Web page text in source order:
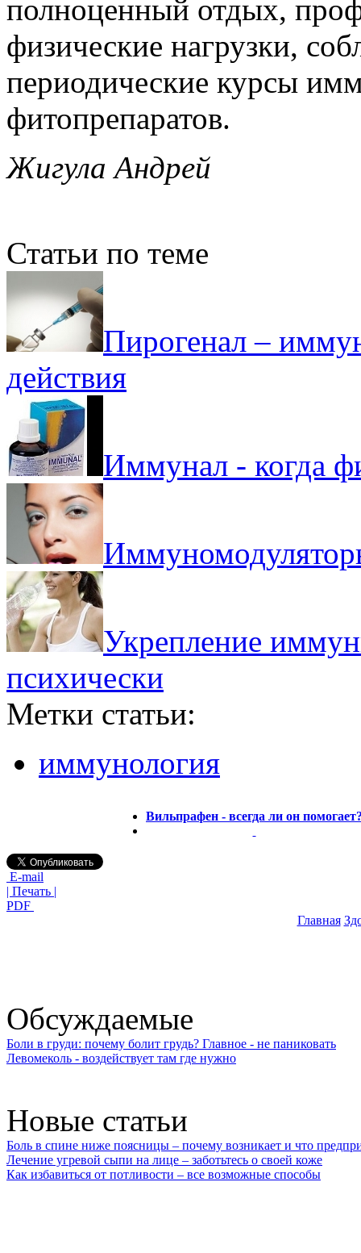
полноценный отдых,
физические нагрузки,
периодические курсы
фитопрепаратов.
Жигула Андрей
Статьи по теме
Пирогенал –
действия
Иммунал - когда
Укрепление
психически
Метки статьи:
иммунология
Вильпрафен - всегда ли он
E-mail
| Печать |
PDF
Главная
Обсуждаемые
Боли в груди: почему болит грудь? Главное - не паниковать
Левомеколь - воздействует там где нужно
Новые статьи
Боль в спине ниже поясницы – почему возникает и что
Лечение угревой сыпи на лице – заботьтесь о своей коже
Как избавиться от потливости – все возможные способы